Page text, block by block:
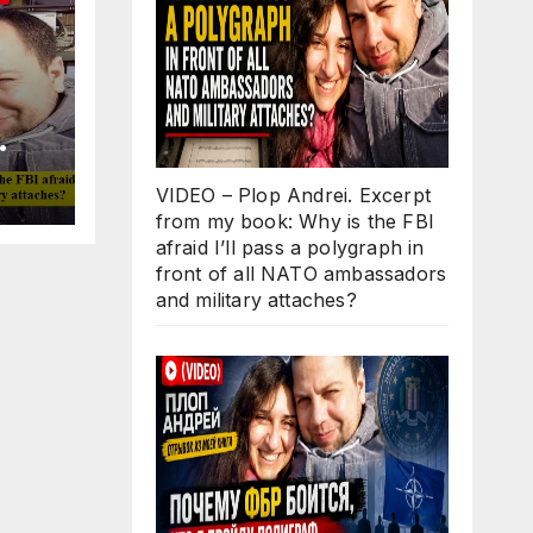
in
VIDEO – Plop Andrei. Excerpt
from my book: Why is the FBI
afraid I’ll pass a polygraph in
front of all NATO ambassadors
and military attaches?